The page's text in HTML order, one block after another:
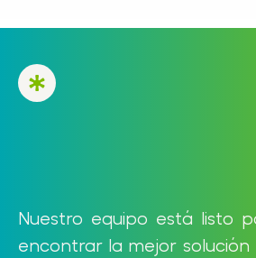
Nuestro equipo está listo
encontrar la mejor